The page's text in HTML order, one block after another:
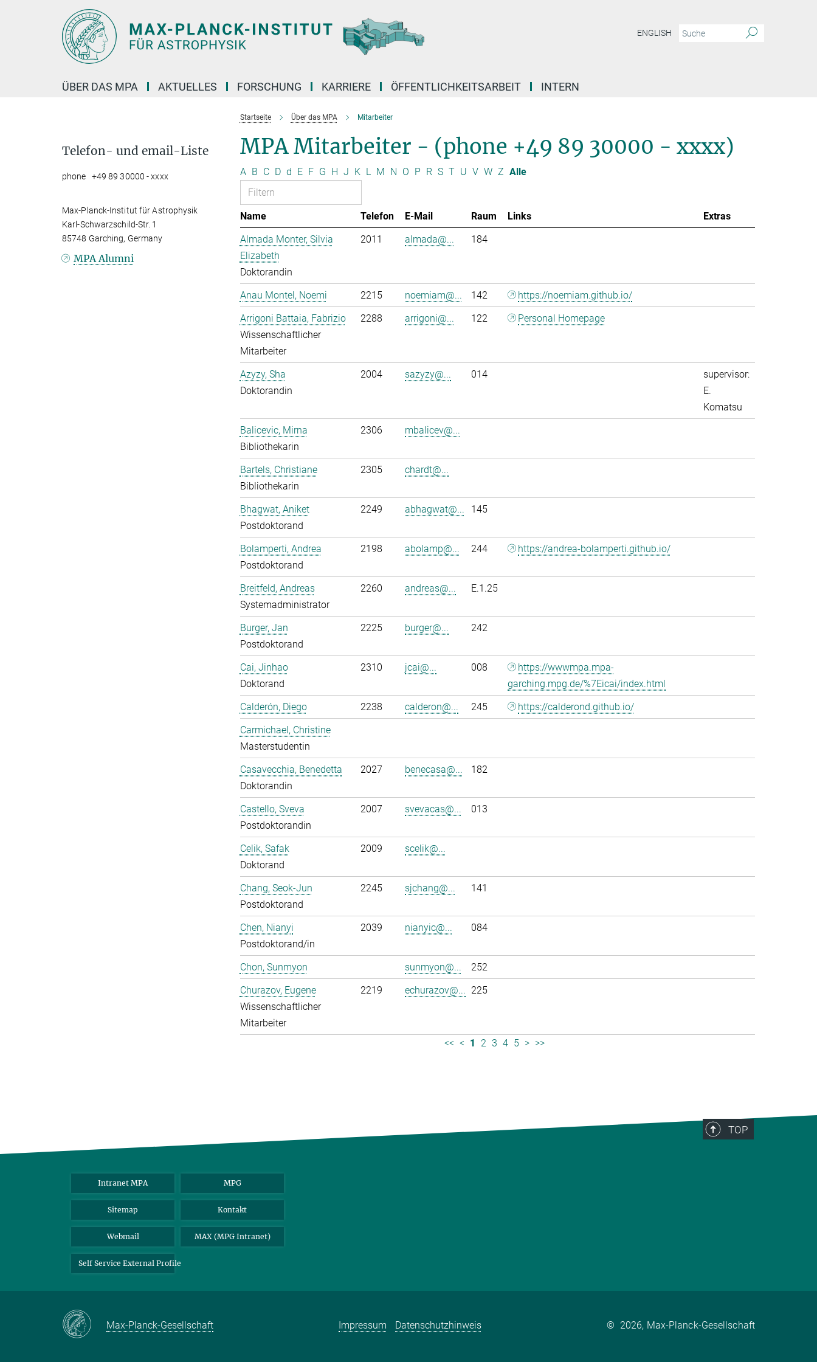
ENGLISH
ÜBER DAS MPA AKTUELLES FORSCHUNG KARRIERE ÖFFENTLICHKEITSARBEIT INTERN
Startseite Über das MPA Mitarbeiter
MPA Mitarbeiter - (phone +49 89 30000 - xxxx)
A B C D d E F G H J K L M N O P R S T U V W Z Alle
Name Telefon E-Mail Raum Links
Extras
Almada Monter, Silvia
Elizabeth
Doktorandin
2011 almada@... 184
Anau Montel, Noemi 2215 noemiam@... 142
https://noemiam.github.io/
Arrigoni Battaia, Fabrizio
Wissenschaftlicher
Mitarbeiter
2288 arrigoni@... 122 Personal Homepage
Azyzy, Sha
Doktorandin
2004 sazyzy@... 014
supervisor:
E.
Komatsu
Balicevic, Mirna
Bibliothekarin
2306 mbalicev@...
Bartels, Christiane
Bibliothekarin
2305 chardt@...
Bhagwat, Aniket
Postdoktorand
2249 abhagwat@... 145
Bolamperti, Andrea
Postdoktorand
2198 abolamp@... 244 https://andrea-bolamperti.github.io/
Breitfeld, Andreas
Systemadministrator
2260 andreas@... E.1.25
Burger, Jan
Postdoktorand
2225 burger@... 242
Cai, Jinhao
Doktorand
2310 jcai@... 008
https://wwwmpa.mpa-
garching.mpg.de/%7Eicai/index.html
Calderón, Diego
2238 calderon@... 245
https://calderond.github.io/
Carmichael, Christine
Masterstudentin
Casavecchia, Benedetta
Doktorandin
2027 benecasa@... 182
Castello, Sveva
Postdoktorandin
2007 svevacas@... 013
Celik, Safak
Doktorand
2009 scelik@...
Chang, Seok-Jun
Postdoktorand
2245 sjchang@... 141
Chen, Nianyi
Postdoktorand/in
2039 nianyic@... 084
Chon, Sunmyon sunmyon@...
252
Churazov, Eugene
Wissenschaftlicher
Mitarbeiter
2219 echurazov@... 225
<< < 1 2 3 4 5 > >>
Telefon- und email-Liste
phone +49 89 30000 - xxxx
Max-Planck-Institut für Astrophysik
Karl-Schwarzschild-Str. 1
85748 Garching, Germany
MPA Alumni
TOP
Intranet MPA MPG
Sitemap Kontakt
Webmail MAX (MPG Intranet)
Self Service External Profile
Max-Planck-Gesellschaft Impressum Datenschutzhinweis © 2026, Max-Planck-Gesellschaft